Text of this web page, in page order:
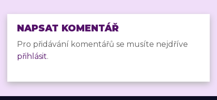
NAPSAT KOMENTÁŘ
Pro přidávání komentářů se musíte nejdříve
přihlásit.